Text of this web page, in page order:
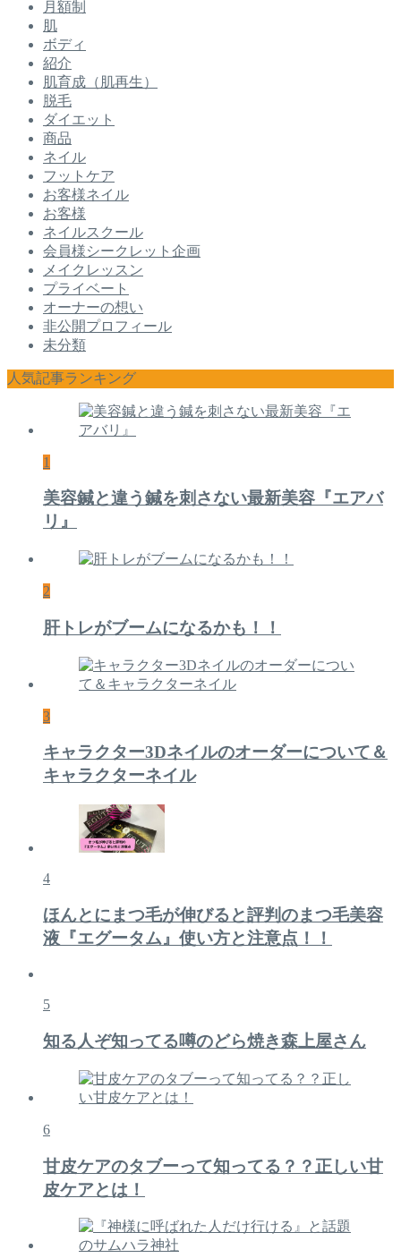
月額制
肌
ボディ
紹介
肌育成（肌再生）
脱毛
ダイエット
商品
ネイル
フットケア
お客様ネイル
お客様
ネイルスクール
会員様シークレット企画
メイクレッスン
プライベート
オーナーの想い
非公開プロフィール
未分類
人気記事ランキング
1
美容鍼と違う鍼を刺さない最新美容『エアバ
リ』
2
肝トレがブームになるかも！！
3
キャラクター3Dネイルのオーダーについて＆
キャラクターネイル
4
ほんとにまつ毛が伸びると評判のまつ毛美容
液『エグータム』使い方と注意点！！
5
知る人ぞ知ってる噂のどら焼き森上屋さん
6
甘皮ケアのタブーって知ってる？？正しい甘
皮ケアとは！